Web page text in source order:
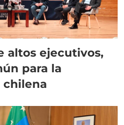
altos ejecutivos,
para la